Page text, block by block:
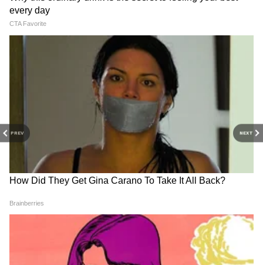
PREV NEXT